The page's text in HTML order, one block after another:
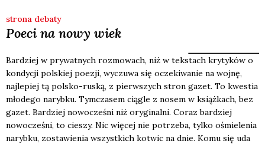
strona debaty
Poeci na nowy wiek
Bar­dziej w pry­wat­nych roz­mo­wach, niż w tek­stach kry­ty­ków o
kon­dy­cji pol­skiej poezji, wyczu­wa się ocze­ki­wa­nie na woj­nę,
naj­le­piej tą pol­sko-ruską, z pierw­szych stron gazet. To kwe­stia
mło­de­go naryb­ku. Tym­cza­sem cią­gle z nosem w książ­kach, bez
gazet. Bar­dziej nowo­cze­śni niż ory­gi­nal­ni. Coraz bar­dziej
nowo­cze­śni, to cie­szy. Nic wię­cej nie potrze­ba, tyl­ko ośmie­le­nia
naryb­ku, zosta­wie­nia wszyst­kich kotwic na dnie. Komu się uda